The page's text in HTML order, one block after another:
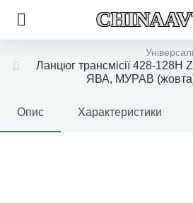
Ланцюг трансмісії 428-128H
ЯВА, МУРАВ
Опис Характеристики